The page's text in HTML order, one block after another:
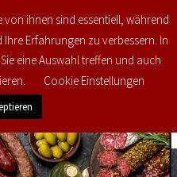
€0,00 0
von ihnen sind essentiell, während
Erfahrungen zu verbessern. In
eine Auswahl treffen und auch
Cookie Einstellungen